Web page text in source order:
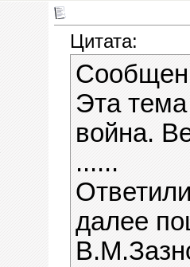
Цитата:
Эта
война.
......
далее